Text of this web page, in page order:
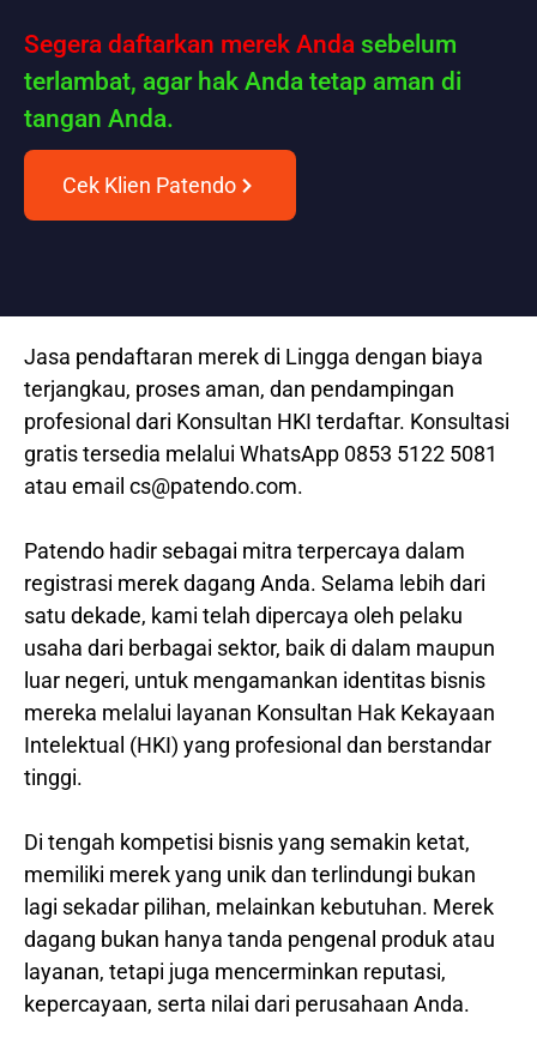
Segera daftarkan merek Anda sebelum
terlambat, agar hak Anda tetap aman di
tangan Anda.
Cek Klien Patendo
Jasa pendaftaran merek di Lingga dengan biaya
terjangkau, proses aman, dan pendampingan
profesional dari Konsultan HKI terdaftar. Konsultasi
gratis tersedia melalui WhatsApp 0853 5122 5081
atau email cs@patendo.com.
Patendo hadir sebagai mitra terpercaya dalam
registrasi merek dagang Anda. Selama lebih dari
satu dekade, kami telah dipercaya oleh pelaku
usaha dari berbagai sektor, baik di dalam maupun
luar negeri, untuk mengamankan identitas bisnis
mereka melalui layanan Konsultan Hak Kekayaan
Intelektual (HKI) yang profesional dan berstandar
tinggi.
Di tengah kompetisi bisnis yang semakin ketat,
memiliki merek yang unik dan terlindungi bukan
lagi sekadar pilihan, melainkan kebutuhan. Merek
dagang bukan hanya tanda pengenal produk atau
layanan, tetapi juga mencerminkan reputasi,
kepercayaan, serta nilai dari perusahaan Anda.